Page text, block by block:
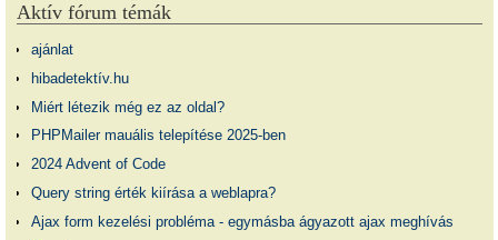
Aktív fórum témák
ajánlat
hibadetektív.hu
Miért létezik még ez az oldal?
PHPMailer mauális telepítése 2025-ben
2024 Advent of Code
Query string érték kiírása a weblapra?
Ajax form kezelési probléma - egymásba ágyazott ajax meghívás